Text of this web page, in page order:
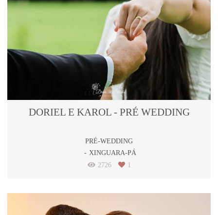
DORIEL E KAROL - PRÉ WEDDING
PRÉ-WEDDING
XINGUARA-PÁ
2726
1